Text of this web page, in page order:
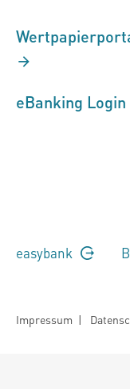
eBanking Login
easybank
Impressum |